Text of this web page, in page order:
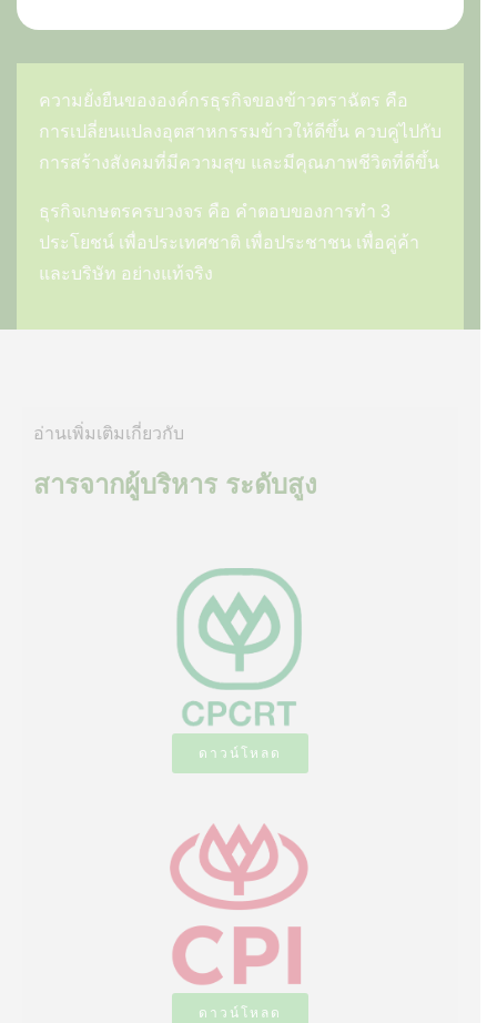
ความยั่งยืนขององค์กรธุรกิจของข้าวตราฉัตร คือ
การเปลี่ยนแปลงอุตสาหกรรมข้าวให้ดีขึ้น ควบคู่ไปกับ
การสร้างสังคมที่มีความสุข และมีคุณภาพชีวิตที่ดีขึ้น
ธุรกิจเกษตรครบวงจร คือ คำตอบของการทำ 3
ประโยชน์ เพื่อประเทศชาติ เพื่อประชาชน เพื่อคู่ค้า
และบริษัท อย่างแท้จริง
อ่านเพิ่มเติมเกี่ยวกับ
สารจากผู้บริหาร ระดับสูง
ดาวน์โหลด
ดาวน์โหลด